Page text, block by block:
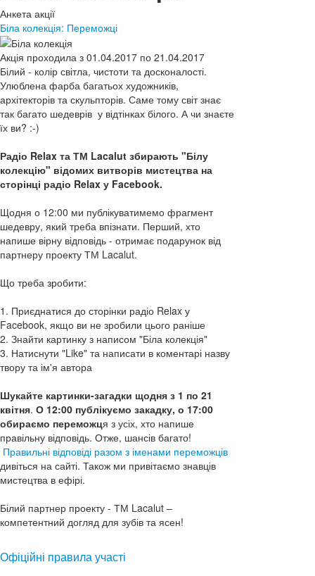
Анкета акції
Біла колекція: Переможці
Акція проходила з 01.04.2017 по 21.04.2017
Білий - колір світла, чистоти та досконалості.
Улюблена фарба багатьох художників,
архітекторів та скульпторів. Саме тому світ знає
так багато шедеврів у відтінках білого. А чи знаєте
їх ви? :-)
Радіо Relax та ТМ Lacalut збирають "Білу
колекцію" відомих витворів мистецтва на
сторінці радіо Relax у Facebook.
Щодня о 12:00 ми публікуватимемо фрагмент
шедевру, який треба впізнати. Перший, хто
напише вірну відповідь - отримає подарунок від
партнеру проекту ТМ Lacalut.
Що треба зробити:
1. Приєднатися до сторінки радіо Relax у
Facebook, якщо ви не зробили цього раніше
2. Знайти картинку з написом "Біла колекція"
3. Натиснути "Like" та написати в коментарі назву
твору та ім'я автора
Шукайте картинки-загадки щодня з 1 по 21
квітня. О 12:00 публікуємо закадку, о 17:00
обираємо переможця з усіх, хто напише
правільну відповідь. Отже, шансів багато!
Правильні відповіді разом з іменами переможців
дивіться на сайті. Також ми привітаємо знавців
мистецтва в ефірі.
Білий партнер проекту - ТМ Lacalut –
компетентний догляд для зубів та ясен!
Офіційні правила участі